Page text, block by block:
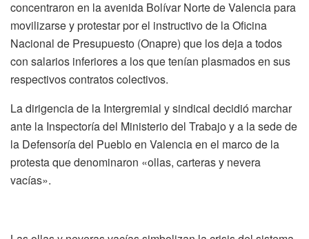
concentraron en la avenida Bolívar Norte de Valencia para
movilizarse y protestar por el instructivo de la Oficina
Nacional de Presupuesto (Onapre) que los deja a todos
con salarios inferiores a los que tenían plasmados en sus
respectivos contratos colectivos.
La dirigencia de la Intergremial y sindical decidió marchar
ante la Inspectoría del Ministerio del Trabajo y a la sede de
la Defensoría del Pueblo en Valencia en el marco de la
protesta que denominaron «ollas, carteras y nevera
vacías».